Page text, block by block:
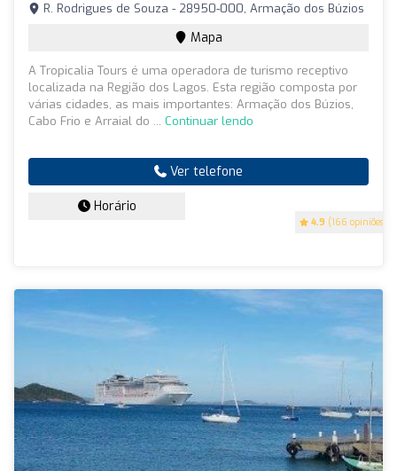
4.9 (166 opiniões)
R. Rodrigues de Souza - 28950-000, Armação dos Búzios
Mapa
A Tropicalia Tours é uma operadora de turismo receptivo
localizada na Região dos Lagos. Esta região composta por
várias cidades, as mais importantes: Armação dos Búzios,
Cabo Frio e Arraial do ... Continuar lendo
Ver telefone
Horário